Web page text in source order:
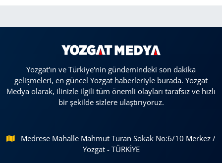
Yozgat'ın ve Türkiye'nin gündemindeki son dakika
gelişmeleri, en güncel Yozgat haberleriyle burada. Yozgat
Medya olarak, ilinizle ilgili tüm önemli olayları tarafsız ve hızlı
bir şekilde sizlere ulaştırıyoruz.
Medrese Mahalle Mahmut Turan Sokak No:6/10 Merkez /
Yozgat - TÜRKİYE